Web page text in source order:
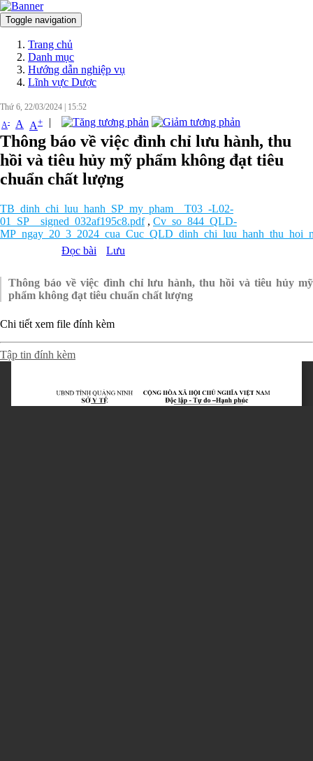
Toggle navigation
Trang chủ
Danh mục
Hướng dẫn nghiệp vụ
Lĩnh vực Dược
Thứ 6, 22/03/2024
15:52
A- A A+ |
Thông báo về việc đình chỉ lưu hành, thu
hồi và tiêu hủy mỹ phẩm không đạt tiêu
chuẩn chất lượng
TB_dinh_chi_luu_hanh_SP_my_pham__T03_-L02-
01_SP__signed_032af195c8.pdf , Cv_so_844_QLD-
Đọc bài
Lưu
Thông báo về việc đình chỉ lưu hành, thu hồi và tiêu hủy mỹ
phẩm không đạt tiêu chuẩn chất lượng
Chi tiết xem file đính kèm
Tập tin đính kèm